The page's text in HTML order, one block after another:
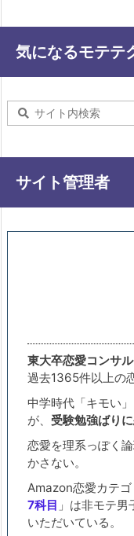
気になるモテテ
サイト管理者
東大卒恋愛コンサ
過去1365件以上の
中学時代「キモい
が、 受験勉強ばり
恋愛を理系っぽく
かさない。
Amazon恋愛カテ
7科目 」は非モテ
いただいている。